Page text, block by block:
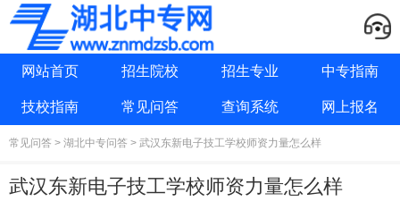
网站首页 招生院校 招生专业 中专指南
技校指南 常见问答 查询系统 网上报名
常见问答 > 湖北中专问答 > 武汉东新电子技工学校师资力量怎么样
武汉东新电子技工学校师资力量怎么样